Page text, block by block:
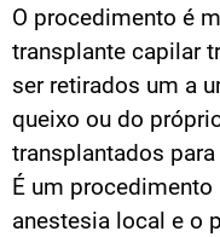
O procedimento é
transplante capilar
ser retirados um a
queixo ou do
transplantados
É um
anestesia local e o